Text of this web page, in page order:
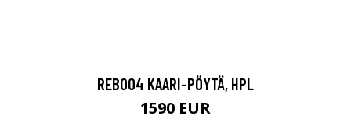
REB004 KAARI-PÖYTÄ, HPL
1590 EUR